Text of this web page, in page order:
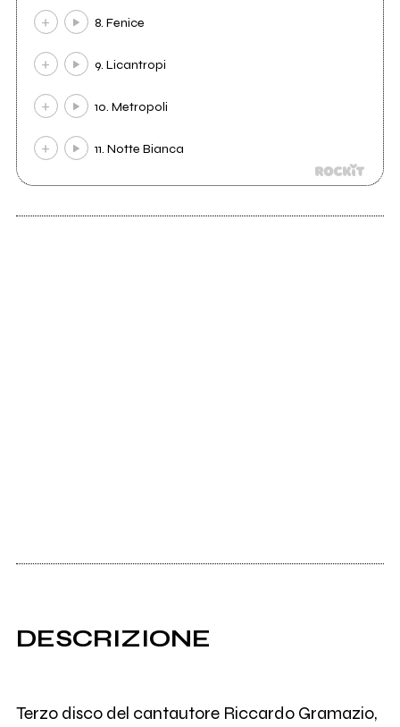
8. Fenice
9. Licantropi
10. Metropoli
11. Notte Bianca
DESCRIZIONE
Terzo disco del cantautore Riccardo Gramazio,